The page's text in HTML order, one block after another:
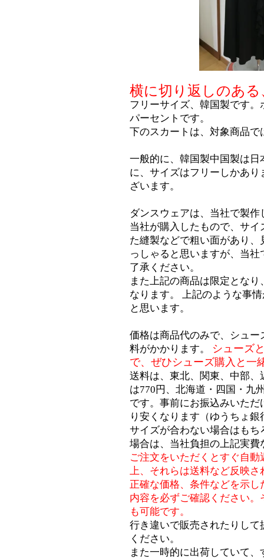
横に切り返しのあ
フリーサイズ、韓国製です
パーセントです。
下のスカートは、対象商品で
一般的に、韓国製中国製は
に、サイズはフリーしかあ
ざいます。
ダンスウェアは、当社で製
当社が購入したもので、サ
た縫製などで粗い面があり
っしゃると思いますが、当
了承ください。
また上記の商品は限定とな
なります。 上記のような事
と思います。
価格は商品代のみで、シュ
料がかかります。
シューズ
で、ぜひシューズ購入と一
送料は、東北、関東、中部
は770円、北海道・四国・九
です。事前にお振込みいた
り安くなります（ゆうちょ銀
サイズが合わない場合はも
場合は、当社負担の上記実
ご注文をいただくとすぐ自
上、それらは送料など反映
正確な価格、条件などを示
内容を必ずご確認ください
も可能です。
行き違いで販売されたりし
ください。
また一時的に出荷していて